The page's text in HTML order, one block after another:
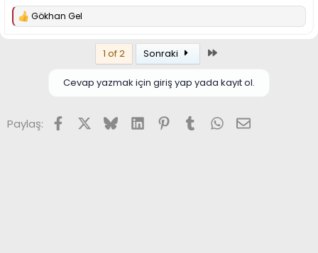
T
Gökhan Gel
1 of 2 Sonraki
Cevap yazmak için giriş yap yada kayıt ol.
Paylaş: FacebookX (Twitter)
BlueskyLinkedInPinterest
TumblrWhatsApp
E-posta